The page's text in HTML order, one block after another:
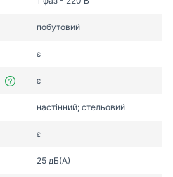
побутовий
є
є
настінний; стельовий
є
25 дБ(А)